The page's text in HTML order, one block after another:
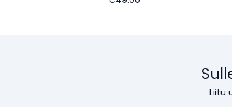
Liitu